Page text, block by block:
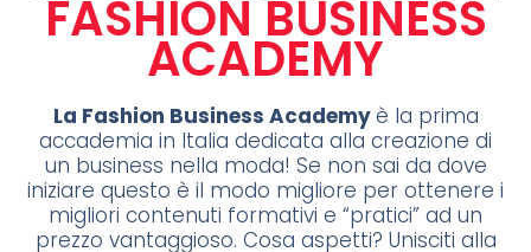
FASHION BUSINESS
ACADEMY
La Fashion Business Academyè la prima
accademia in Italia dedicata alla creazione di
un business nella moda! Se non sai da dove
iniziare questo è il modo migliore per ottenere i
migliori contenuti formativi e “pratici” ad un
prezzo vantaggioso. Cosa aspetti? Unisciti alla